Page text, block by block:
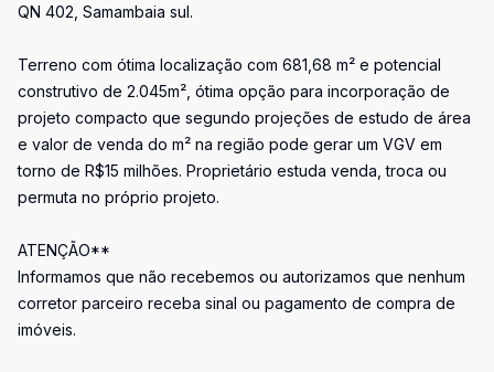
QN 402, Samambaia sul.
Terreno com ótima localização com 681,68 m² e potencial
construtivo de 2.045m², ótima opção para incorporação de
projeto compacto que segundo projeções de estudo de área
e valor de venda do m² na região pode gerar um VGV em
torno de R$15 milhões. Proprietário estuda venda, troca ou
permuta no próprio projeto.
ATENÇÃO**
Informamos que não recebemos ou autorizamos que nenhum
corretor parceiro receba sinal ou pagamento de compra de
imóveis.